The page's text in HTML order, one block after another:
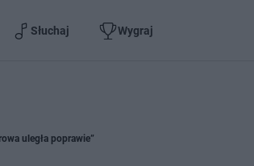
Słuchaj Wygraj
uległa poprawie”